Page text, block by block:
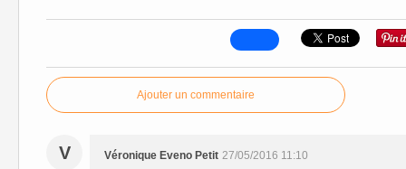
Ajouter un commentaire
V Véronique Eveno Petit 27/05/2016 11:10